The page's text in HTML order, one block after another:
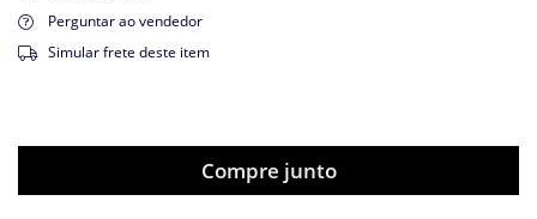
Perguntar ao vendedor
Simular frete deste item
Compre junto